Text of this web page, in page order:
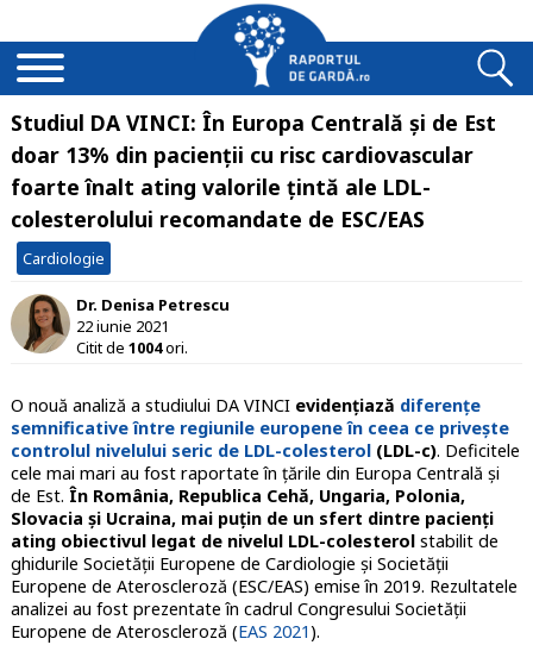
Studiul DA VINCI: În Europa Centrală și de Est
doar 13% din pacienții cu risc cardiovascular
foarte înalt ating valorile țintă ale LDL-
colesterolului recomandate de ESC/EAS
Cardiologie
Dr. Denisa Petrescu
22 iunie 2021
Citit de 1004ori.
O nouă analiză a studiului DA VINCI evidențiază diferențe
semnificative între regiunile europene în ceea ce privește
controlul nivelului seric de LDL-colesterol(LDL-c). Deficitele
cele mai mari au fost raportate în țările din Europa Centrală și
de Est. În România, Republica Cehă, Ungaria, Polonia,
Slovacia și Ucraina, mai puțin de un sfert dintre pacienți
ating obiectivul legat de nivelul LDL-colesterolstabilit de
ghidurile Societății Europene de Cardiologie și Societății
Europene de Ateroscleroză (ESC/EAS) emise în 2019. Rezultatele
analizei au fost prezentate în cadrul Congresului Societății
Europene de Ateroscleroză (EAS 2021 ).